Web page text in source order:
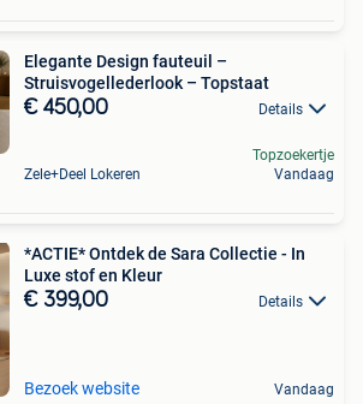
Elegante Design fauteuil –
Struisvogellederlook – Topstaat
€ 450,00 Details
Zele+Deel Lokeren
Topzoekertje
Vandaag
*ACTIE* Ontdek de Sara Collectie - In
Luxe stof en Kleur
€ 399,00 Details
Bezoek website Vandaag